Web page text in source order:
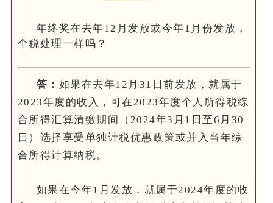
年终奖在去年12月发放或今年1月份发放，
个税处理一样吗？
答： 如果在去年12月31日前发放，就属于
2023年度的收入，可在2023年度个人所得税综
合所得汇算清缴期间（2024年3月1日至6月30
日）选择享受单独计税优惠政策或并入当年综
合所得计算纳税。
如果在今年1月发放，就属于2024年度的收